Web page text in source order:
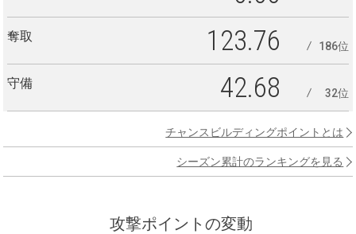
奪取 123.76 186位
守備 42.68 32位
チャンスビルディングポイントとは
シーズン累計のランキングを見る
攻撃ポイントの変動